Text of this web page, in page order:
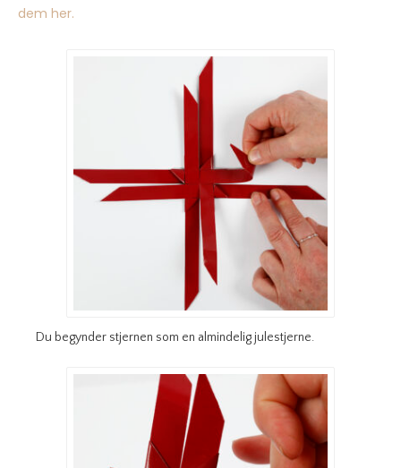
dem her.
Du begynder stjernen som en almindelig julestjerne.